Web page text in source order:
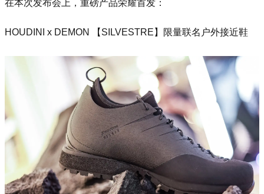
在本次发布会上，重磅产品荣耀首发：
HOUDINI x DEMON 【SILVESTRE】限量联名户外接近鞋